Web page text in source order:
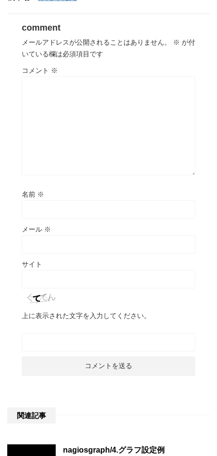
comment
メールアドレスが公開されることはありません。 ※ が付
いている欄は必須項目です
コメント ※
名前 ※
メール ※
サイト
上に表示された文字を入力してください。
関連記事
nagiosgraph​/4.グラフ設定例​